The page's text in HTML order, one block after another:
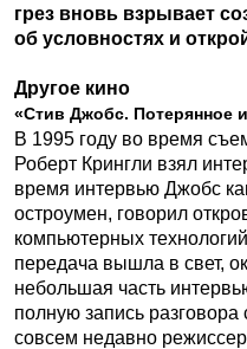
грез вновь взрывает
об условностях и
Другое кино
«Стив Джобс. Потерянное
В 1995 году во время
Роберт Крингли взял
время интервью Джобс
остроумен, говорил
компьютерных
передача вышла в свет,
небольшая часть
полную запись
совсем недавно